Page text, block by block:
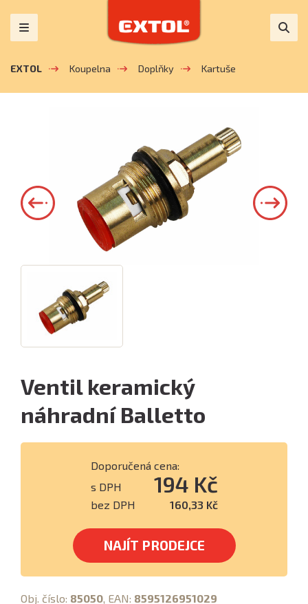
EXTOL Koupelna Doplňky Kartuše
Ventil keramický
náhradní Balletto
Doporučená cena:
s DPH
194 Kč
bez DPH 160,33 Kč
NAJÍT PRODEJCE
Obj. číslo: 85050, EAN: 8595126951029